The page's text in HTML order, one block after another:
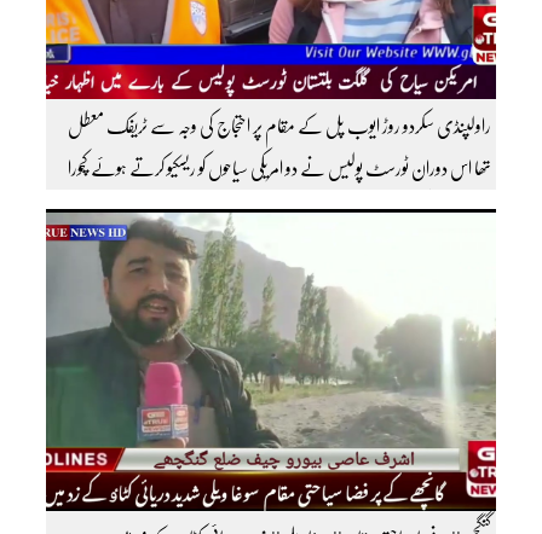
راولپنڈی سکردو روڑ ایوب پل کے مقام پر احتجاج کی وجہ سے ٹریفک معطل
تھا اس دوران ٹورسٹ پولیس نے دو امریکی سیاحوں کو ریسکیو کرتے ہوئے کچورا
پہنچایا تھا امریکی سیاحوں کی گلگت بلتستان ٹورسٹ پولیس کے بارے اظہار
خیال کرتے ہوئے مزید اچھی اچھی ویڈیوز دیکھنے کے لئے ہمارے یوٹیوب چینل کو